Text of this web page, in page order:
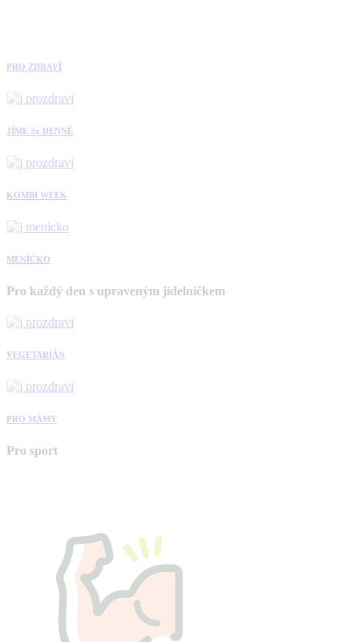
PRO ZDRAVÍ
JÍME 3x DENNĚ
KOMBI WEEK
MENÍČKO
Pro každý den s upraveným jídelníčkem
VEGETARIÁN
PRO MÁMY
Pro sport